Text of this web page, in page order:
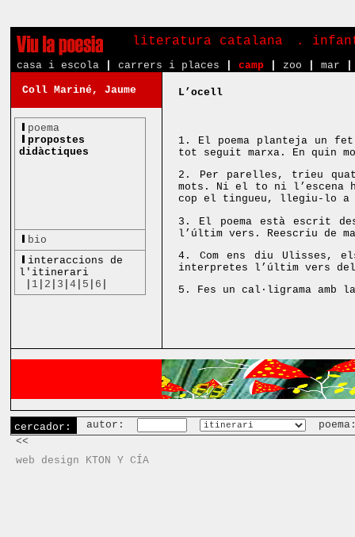
literatura catalana .
casa i escola carrers i places camp zoo mar
Coll Mariné, Jaume
poema
propostes
didàctiques
bio
interaccions de
l'itinerari
1 2 3 |4 5 6
L’ocell
1. El poema planteja un
tot seguit marxa. En quin
2. Per parelles, trieu
mots. Ni el to ni l’escena
cop el tingueu, llegiu-lo a
3. El poema està escrit
l’últim vers. Reescriu de
4. Com ens diu Ulisses,
interpretes l’últim vers del
5. Fes un cal·ligrama amb
cercador: autor:
<<
web design KTON Y CÍA